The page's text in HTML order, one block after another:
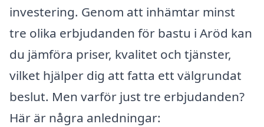
investering. Genom att inhämtar minst
tre olika erbjudanden för bastu i Aröd kan
du jämföra priser, kvalitet och tjänster,
vilket hjälper dig att fatta ett välgrundat
beslut. Men varför just tre erbjudanden?
Här är några anledningar: